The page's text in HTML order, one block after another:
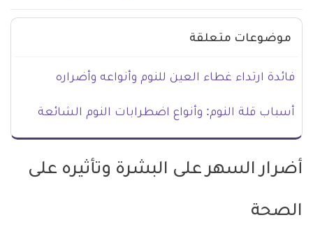
موضوعات متعلقة
فائدة ارتداء غطاء العين للنوم وأنواعه وأضراره
أسباب قلة النوم: وأنواع اضطرابات النوم الشائعة
أضرار السهر على البشرة وتأثيره على
الصحة